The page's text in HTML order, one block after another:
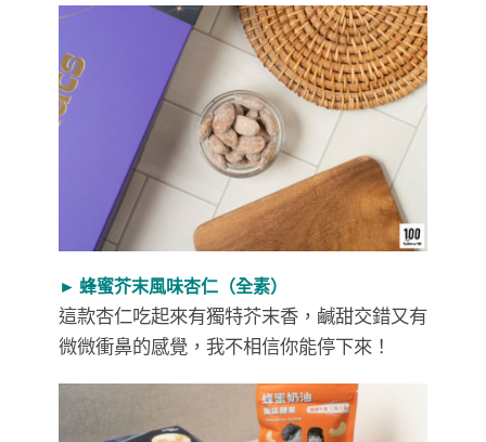
► 蜂蜜芥末風味杏仁（全素）
這款杏仁吃起來有獨特芥末香，鹹甜交錯又有
微微衝鼻的感覺，我不相信你能停下來！